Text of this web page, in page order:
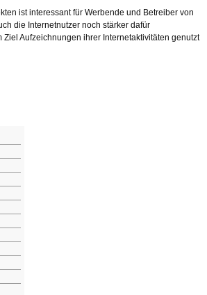
ist interessant für Werbende und Betreiber von
die Internetnutzer noch stärker dafür
Aufzeichnungen ihrer Internetaktivitäten genutzt